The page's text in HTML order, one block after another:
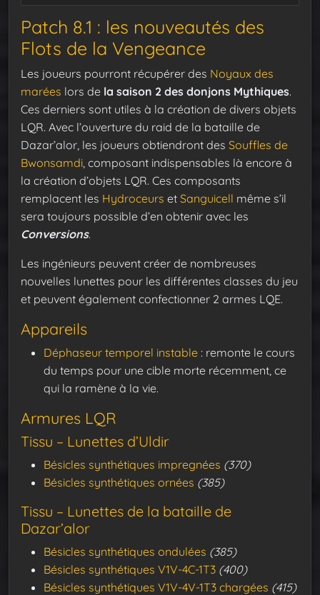
Patch 8.1 : les nouveautés des
Flots de la Vengeance
Les joueurs pourront récupérer des Noyaux des
marées lors de la saison 2 des donjons Mythiques.
Ces derniers sont utiles à la création de divers objets
LQR. Avec l’ouverture du raid de la bataille de
Dazar’alor, les joueurs obtiendront des Souffles de
Bwonsamdi , composant indispensables là encore à
la création d’objets LQR. Ces composants
remplacent les Hydroceurs et Sanguicell même s’il
sera toujours possible d’en obtenir avec les
Conversions.
Les ingénieurs peuvent créer de nombreuses
nouvelles lunettes pour les différentes classes du jeu
et peuvent également confectionner 2 armes LQE.
Appareils
Déphaseur temporel instable : remonte le cours
du temps pour une cible morte récemment, ce
qui la ramène à la vie.
Armures LQR
Tissu – Lunettes d’Uldir
Bésicles synthétiques impregnées (370)
Bésicles synthétiques ornées (385)
Tissu – Lunettes de la bataille de
Dazar’alor
Bésicles synthétiques ondulées (385)
Bésicles synthétiques V1V-4C-1T3 (400)
Bésicles synthétiques V1V-4V-1T3 chargées (415)